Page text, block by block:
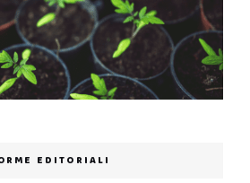
EDITORIALI